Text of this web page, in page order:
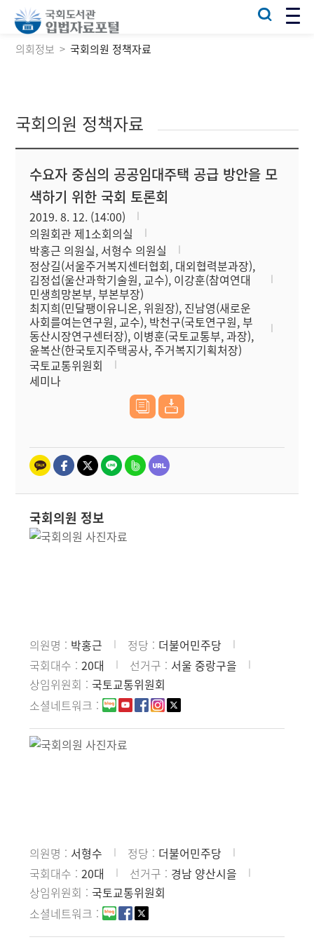
의회정보 국회의원 정책자료
국회의원 정책자료
수요자 중심의 공공임대주택 공급 방안을 모
색하기 위한 국회 토론회
2019. 8. 12. (14:00)
의원회관 제1소회의실
박홍근 의원실, 서형수 의원실
정상길(서울주거복지센터협회, 대외협력분과장),
김정섭(울산과학기술원, 교수), 이강훈(참여연대
민생희망본부, 부본부장)
최지희(민달팽이유니온, 위원장), 진남영(새로운
사회를여는연구원, 교수), 박천구(국토연구원, 부
동산시장연구센터장), 이병훈(국토교통부, 과장),
윤복산(한국토지주택공사, 주거복지기획처장)
국토교통위원회
세미나
국회의원 정보
의원명 박홍근 정당
더불어민주당
국회대수
20대 선거구
서울 중랑구을
상임위원회
국토교통위원회
소셜네트워크
의원명 서형수 정당
더불어민주당
국회대수
20대 선거구
경남 양산시을
상임위원회
국토교통위원회
소셜네트워크